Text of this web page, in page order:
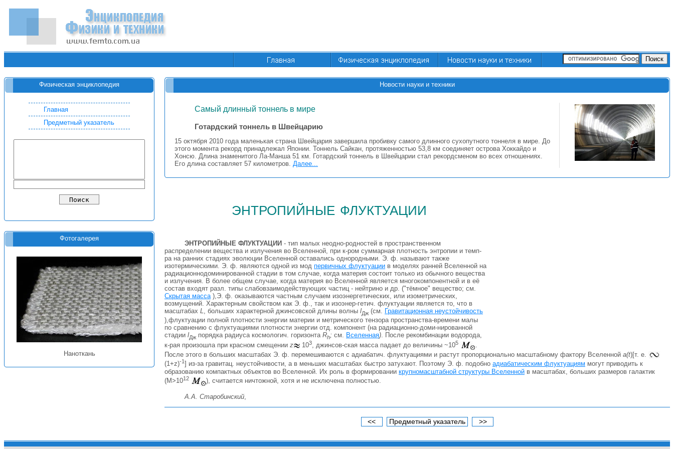
Физическая энциклопедия
Главная
Предметный указатель
Фотогалерея
Наноткань
Новости науки и техники
Самый длинный тоннель в мире
Готардский тоннель в Швейцарию
15 октября 2010 года маленькая страна Швейцария завершила пробивку самого длинного сухопутного тоннеля в мире. До
этого момента рекорд принадлежал Японии. Тоннель Сайкан, протяженностью 53,8 км соединяет острова Хоккайдо и
Хонсю. Длина знаменитого Ла-Манша 51 км. Готардский тоннель в Швейцарии стал рекордсменом во всех отношениях.
Его длина составляет 57 километров. Далее...
энтропийные флуктуации
ЭНТРОПИЙНЫЕ ФЛУКТУАЦИИ - тип малых неодно-родностей в пространственном
распределении вещества и излучения во Вселенной, при к-ром суммарная плотность энтропии и темп-
pa на ранних стадиях эволюции Вселенной оставались однородными. Э. ф. называют также
изотермическими. Э. ф. являются одной из мод первичных флуктуации в моделях ранней Вселенной на
радиационнодоминированной стадии в том случае, когда материя состоит только из обычного вещества
и излучения. В более общем случае, когда материя во Вселенной является многокомпонентной и в её
состав входят разл. типы слабовзаимодействующих частиц - нейтрино и др. ("тёмное" вещество; см.
Скрытая масса),Э. ф. оказываются частным случаем изоэнергетических, или изометрических,
возмущений. Характерным свойством как Э. ф., так и изоэнер-гетич. флуктуации является то, что в
масштабах L, больших характерной джинсовской длины волны lДж (см. Гравитационная неустойчивость
),флуктуации полной плотности энергии материи и метрического тензора пространства-времени малы
по сравнению с флуктуациями плотности энергии отд. компонент (на радиационно-доми-нированной
стадии lДж порядка радиуса космологич. горизонта Rh; см. Вселенная) . После рекомбинации водорода,
к-рая произошла при красном смещении z 103, джинсов-ская масса падает до величины ~105
.
После этого в больших масштабах Э. ф. перемешиваются с адиабатич. флуктуациями и растут пропорционально масштабному фактору Вселенной a(t)[т. е.
(1+z)-1 ] из-за гравитац. неустойчивости, а в меньших масштабах быстро затухают. Поэтому Э. ф. подобно адиабатическим флуктуациям могут приводить к
образованию компактных объектов во Вселенной. Их роль в формировании крупномасштабной структуры Вселенной в масштабах, больших размеров галактик
(М>1012 ), считается ничтожной, хотя и не исключена полностью.
А.А. Старобинский
<< Предметный указатель >>